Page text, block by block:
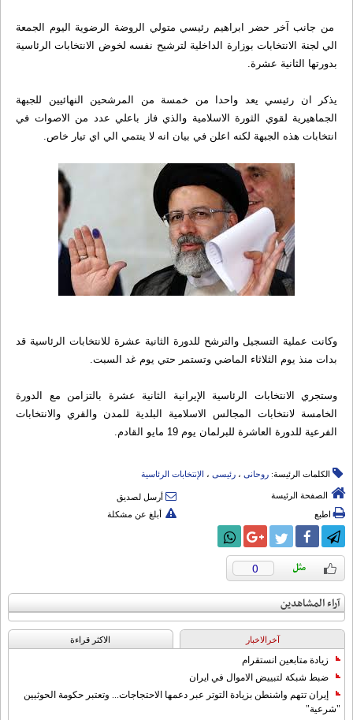
من جانب آخر حضر ابراهيم رئيسي متولي الروضة الرضوية اليوم الجمعة
الي لجنة الانتخابات بوزارة الداخلية لترشيح نفسه لخوض الانتخابات الرئاسية
بدورتها الثانية عشرة.
يذكر ان رئيسي يعد واحدا من خمسة من المرشحين النهائيين للجبهة
الجماهيرية لقوي الثورة الاسلامية والذي فاز باعلي عدد من الاصوات في
انتخابات هذه الجبهة لكنه اعلن في بيان انه لا ينتمي الي اي تيار خاص.
وكانت عملية التسجيل والترشح للدورة الثانية عشرة للانتخابات الرئاسية قد
بدات منذ يوم الثلاثاء الماضي وتستمر حتي يوم غد السبت.
وستجري الانتخابات الرئاسية الإيرانية الثانية عشرة بالتزامن مع الدورة
الخامسة لانتخابات المجالس الاسلامية البلدية للمدن والقري والانتخابات
الفرعية للدورة العاشرة للبرلمان يوم 19 مايو القادم.
الكلمات الرئيسة: روحانی ، رئیسی ، الإنتخابات الرئاسیة
الصفحة الرئيسة
أرسل لصديق
اطبع
أبلغ عن مشكلة
0
آراء المشاهدين
آخرالاخبار الاکثر قراءة
زيادة متابعين انستقرام
ضبط شبكة لتبييض الاموال في ايران
إيران تتهم واشنطن بزيادة التوتر عبر دعمها الاحتجاجات... وتعتبر حكومة الحوثيين
"شرعية"